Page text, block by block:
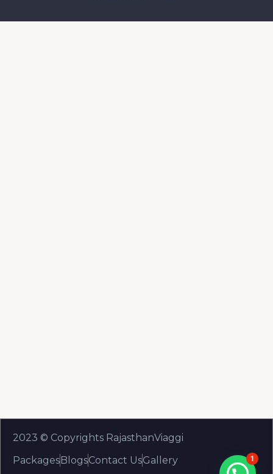
2023 © Copyrights RajasthanViaggi
Packages BlogsContact UsGallery 1